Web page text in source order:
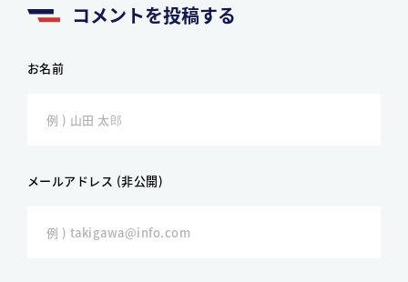
コメントを投稿する
お名前
メールアドレス (非公開)